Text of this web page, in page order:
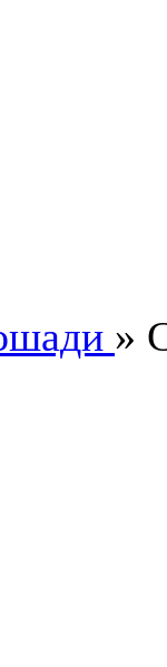
»